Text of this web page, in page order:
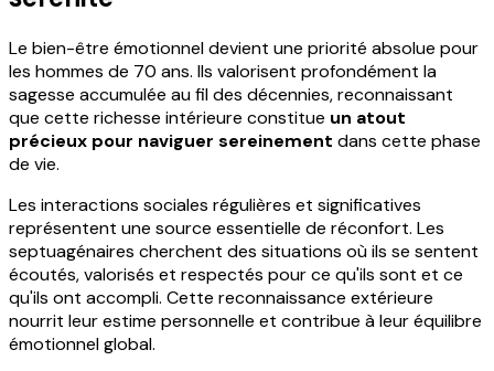
Le bien-être émotionnel devient une priorité absolue pour
les hommes de 70 ans. Ils valorisent profondément la
sagesse accumulée au fil des décennies, reconnaissant
que cette richesse intérieure constitue un atout
précieux pour naviguer sereinement dans cette phase
de vie.
Les interactions sociales régulières et significatives
représentent une source essentielle de réconfort. Les
septuagénaires cherchent des situations où ils se sentent
écoutés, valorisés et respectés pour ce qu'ils sont et ce
qu'ils ont accompli. Cette reconnaissance extérieure
nourrit leur estime personnelle et contribue à leur équilibre
émotionnel global.